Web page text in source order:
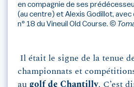
en compagnie de ses
(au centre) et Alexis Godillot,
n° 18 du Vineuil Old Course. ©
Il était le signe de la tenue
championnats et
au golf de Chantilly. C’est